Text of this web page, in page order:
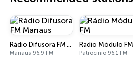
Rádio Difusora FM Manaus
Manaus 96.9 FM
Rádio Módulo FM
Patrocínio 96.1 FM